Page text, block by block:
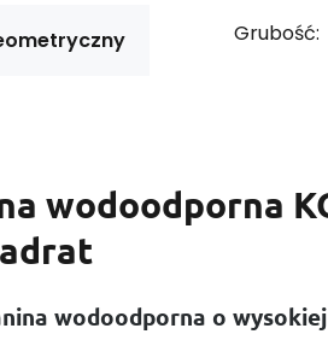
Grubość:
wodoodporna
wodoodporna o